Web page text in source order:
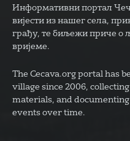
Информативни портал
вијести из нашег села,
грађу, те биљежи приче о
вријеме.
The Cecava.org portal has
village since 2006,
materials, and documenting
events over time.